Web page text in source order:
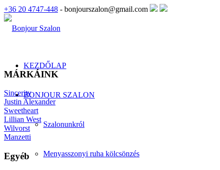
+36 20 4747-448 - bonjourszalon@gmail.com
KEZDŐLAP
BONJOUR SZALON
Szalonunkról
Menyasszonyi ruha kölcsönzés
MÁRKÁINK
Sincerity
Justin Alexander
Sweetheart
Lillian West
Wilvorst
Manzetti
Egyéb